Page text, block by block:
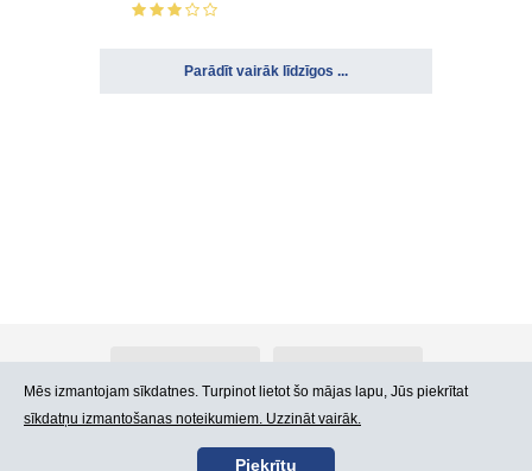
Parādīt vairāk līdzīgos ...
Kontakti Lietošanas noteikumi
Mēs izmantojam sīkdatnes. Turpinot lietot šo mājas lapu, Jūs piekrītat
sīkdatņu izmantošanas noteikumiem. Uzzināt vairāk.
Piekrītu